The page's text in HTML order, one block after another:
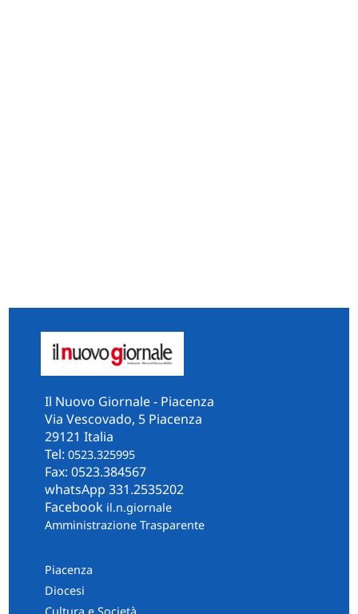
Il Nuovo Giornale - Piacenza
Via Vescovado, 5 Piacenza
29121 Italia
Tel: 0523.325995
Fax: 0523.384567
whatsApp 331.2535202
Facebook il.n.giornale
Amministrazione Trasparente
Piacenza
Diocesi